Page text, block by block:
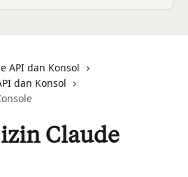
API dan Konsol
dan Konsol
Claude